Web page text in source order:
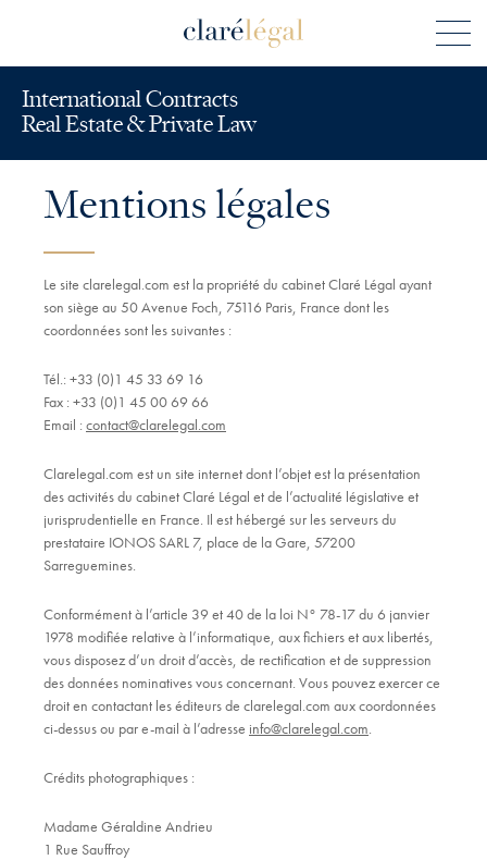
International Contracts
Real Estate & Private Law
Mentions légales
Le site clarelegal.com est la propriété du cabinet Claré Légal ayant
son siège au 50 Avenue Foch, 75116 Paris, France dont les
coordonnées sont les suivantes :
Tél.: +33 (0)1 45 33 69 16
Fax : +33 (0)1 45 00 69 66
Email : contact@clarelegal.com
Clarelegal.com est un site internet dont l’objet est la présentation
des activités du cabinet Claré Légal et de l’actualité législative et
jurisprudentielle en France. Il est hébergé sur les serveurs du
prestataire IONOS SARL 7, place de la Gare, 57200
Sarreguemines.
Conformément à l’article 39 et 40 de la loi N° 78-17 du 6 janvier
1978 modifiée relative à l’informatique, aux fichiers et aux libertés,
vous disposez d’un droit d’accès, de rectification et de suppression
des données nominatives vous concernant. Vous pouvez exercer ce
droit en contactant les éditeurs de clarelegal.com aux coordonnées
ci-dessus ou par e-mail à l’adresse info@clarelegal.com.
Crédits photographiques :
Madame Géraldine Andrieu
1 Rue Sauffroy